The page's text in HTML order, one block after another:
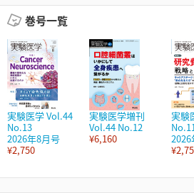
巻号一覧
実験医学 Vol.44
No.13
2026年8月号
¥2,750
実験医学増刊
Vol.44 No.12
¥6,160
実験
2026